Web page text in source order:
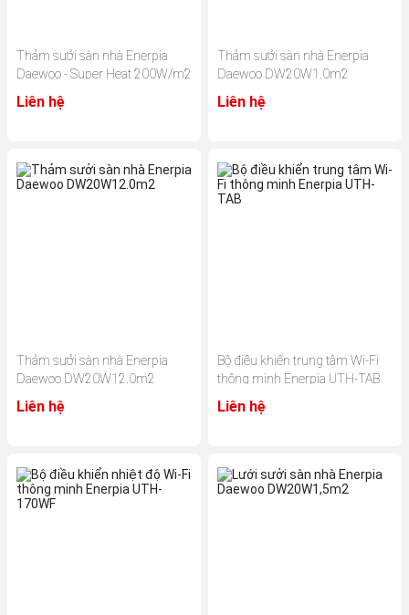
Thảm sưởi sàn nhà Enerpia
Daewoo - Super Heat 200W/m2
Liên hệ
Thảm sưởi sàn nhà Enerpia
Daewoo DW20W1.0m2
Liên hệ
Thảm sưởi sàn nhà Enerpia
Daewoo DW20W12.0m2
Liên hệ
Bộ điều khiển trung tâm Wi-Fi
thông minh Enerpia UTH-TAB
Liên hệ